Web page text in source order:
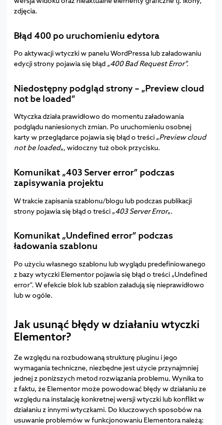
zdjęcia.
Błąd 400 po uruchomieniu edytora
Po aktywacji wtyczki w panelu WordPressa lub załadowaniu
edycji strony pojawia się błąd „400 Bad Request Error”.
Niedostępny podgląd strony – „Preview cloud
not be loaded”
Wtyczka działa prawidłowo do momentu załadowania
podglądu naniesionych zmian. Po uruchomieniu osobnej
karty w przeglądarce pojawia się błąd o treści „Preview cloud
not be loaded„, widoczny tuż obok przycisku.
Komunikat „403 Server error” podczas
zapisywania projektu
W trakcie zapisania szablonu/blogu lub podczas publikacji
strony pojawia się błąd o treści „403 Server Error„.
Komunikat „Undefined error” podczas
ładowania szablonu
Po użyciu własnego szablonu lub wyglądu predefiniowanego
z bazy wtyczki Elementor pojawia się błąd o treści „Undefined
error”. W efekcie blok lub szablon załadują się nieprawidłowo
lub w ogóle.
Jak usunąć błędy w działaniu wtyczki
Elementor?
Ze względu na rozbudowaną strukturę pluginu i jego
wymagania techniczne, niezbędne jest użycie przynajmniej
jednej z poniższych metod rozwiązania problemu. Wynika to
z faktu, że Elementor może powodować błędy w działaniu ze
względu na instalację konkretnej wersji wtyczki lub konflikt w
działaniu z innymi wtyczkami. Do kluczowych sposobów na
usuwanie problemów w funkcjonowaniu Elementora należą: